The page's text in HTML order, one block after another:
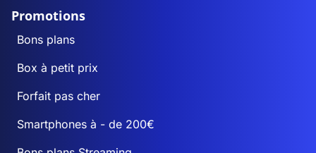
Promotions
Bons plans
Box à petit prix
Forfait pas cher
Smartphones à - de 200€